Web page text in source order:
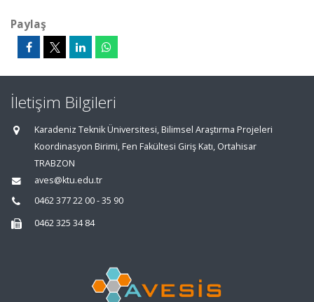
Paylaş
İletişim Bilgileri
Karadeniz Teknik Üniversitesi, Bilimsel Araştırma Projeleri
Koordinasyon Birimi, Fen Fakültesi Giriş Katı, Ortahisar
TRABZON
aves@ktu.edu.tr
0462 377 22 00 - 35 90
0462 325 34 84